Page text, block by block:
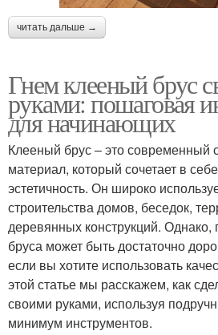
читать дальше →
Гнем клееный брус
руками: пошаговая
для начинающих
Клееный брус – это современный
материал, который сочетает в
эстетичность. Он широко
строительства домов, беседок,
деревянных конструкций. Однако,
бруса может быть достаточно
если вы хотите использовать
этой статье мы расскажем, как
своими руками, используя
минимум инструментов.